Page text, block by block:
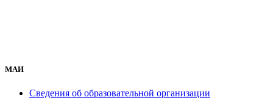
МАИ
Сведения об образовательной организации